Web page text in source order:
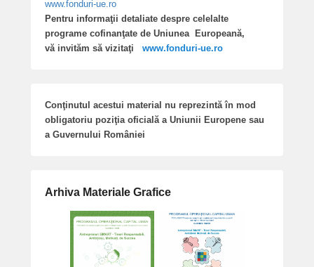
www.fonduri-ue.ro
Pentru informaţii detaliate despre celelalte
programe cofinanţate de Uniunea Europeană,
vă invităm să vizitaţi www.fonduri-ue.ro
Conţinutul acestui material nu reprezintă în mod
obligatoriu poziţia oficială a Uniunii Europene sau
a Guvernului României
Arhiva Materiale Grafice